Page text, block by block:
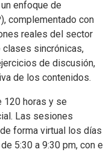
enfoque de
complementado con
reales del sector
clases sincrónicas,
de discusión,
de los contenidos.
120 horas y se
Las sesiones
forma virtual los días
5:30 a 9:30 pm, con el